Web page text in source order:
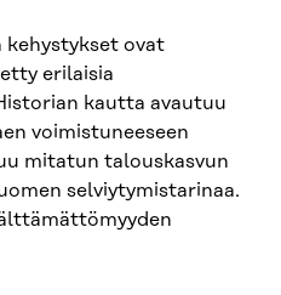
kehystykset ovat
erilaisia
kautta avautuu
voimistuneeseen
mitatun talouskasvun
selviytymistarinaa.